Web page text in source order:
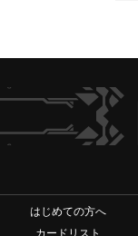
はじめての方へ
カードリスト